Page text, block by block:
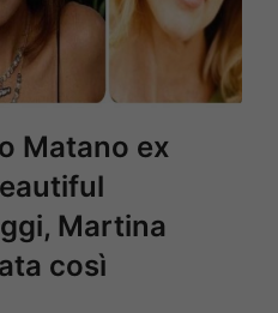
Matano ex
Martina
così